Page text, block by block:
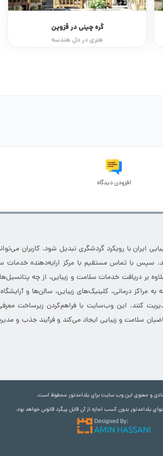
گره چینی در قزوین
هنری در دل هندسه
افزودن دیدگاه
با رویکرد گردشگری تبدیل شود. کاربران
سپس با تماس مستقیم با مرکز ارایه‌دهنده خدمات
بر دریافت خدمات سلامت و زیبایی، از چه
درمانی، کلینیک‌های زیبایی، سالن‌ها و
کنند. این وب‌سایت با فراهم‌کردن زیرساخت
سلامت و زیبایی ایجاد می‌کند و فرآیند جذب و
و معنوی این وب سایت برای یلدامدتور محفوظ است.
یلدامدتور بدون کسب اجازه از آن قابل پیگرد قانونی خواهد بود.